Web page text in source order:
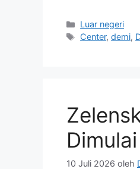
Kategori
Luar negeri
Tag
Center,demi,
10 Juli 2026 oleh